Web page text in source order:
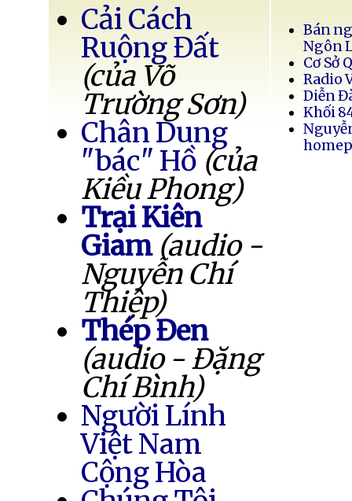
Cải Cách
Ruộng Đất
(của Võ
Trường Sơn)
Chân Dung
"bác" Hồ (của
Kiều Phong)
Trại Kiên
Giam (audio -
Nguyễn Chí
Thiệp)
Thép Đen
(audio - Đặng
Chí Bình)
Người Lính
Việt Nam
Cộng Hòa
Bán
Ngôn
Cơ Sở
Radio
Diễn
Khối